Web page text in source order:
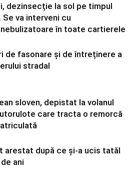
dezinsecție la sol pe timpul
Se va interveni cu
în toate cartierele
de fasonare și de întreținere a
stradal
sloven, depistat la volanul
care tracta o remorcă
arestat după ce și-a ucis tatăl
ani